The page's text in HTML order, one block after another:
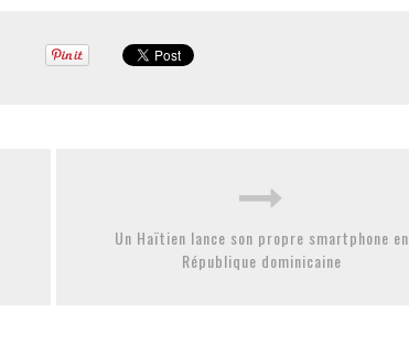
Un Haïtien lance son propre smartphone en
République dominicaine